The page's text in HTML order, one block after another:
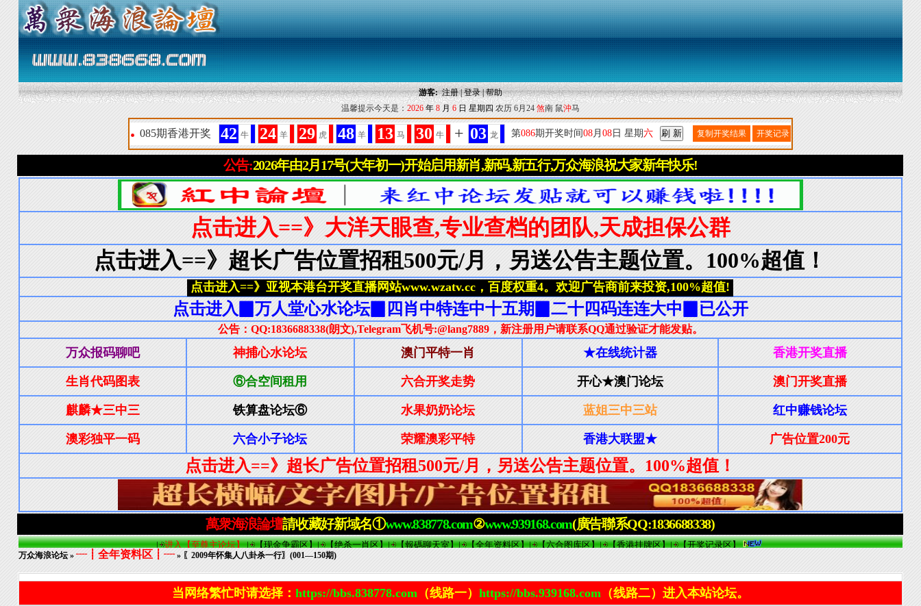
游客:注册|登录|帮助
温馨提示今天是： 2026年 8月 6日 星期四 农历 6月24 煞南 鼠沖马
万众海浪论坛» ┈┋全年资料区┋┈» 〖2009年怀集人八卦杀一行〗(001—150期)
当网络繁忙时请选择： https://bbs.838778.com（线路一） https://bbs.939168.com（线路二）进入本站论坛。